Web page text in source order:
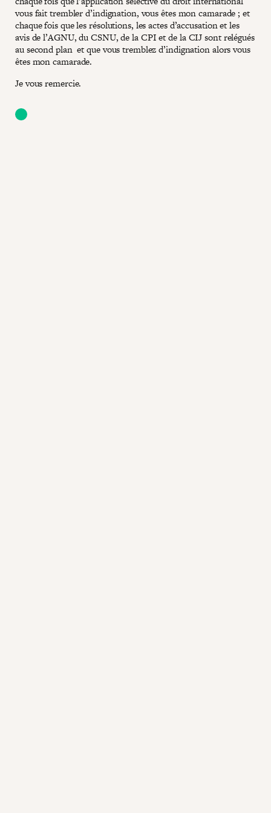
vous fait trembler d’indignation, vous êtes mon camarade ; et
chaque fois que les résolutions, les actes d’accusation et les
avis de l’AGNU, du CSNU, de la CPI et de la CIJ sont relégués
au second plan et que vous tremblez d’indignation alors vous
êtes mon camarade.
Je vous remercie.